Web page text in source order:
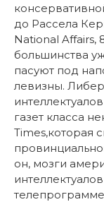
до Рассела
National Affairs,
большинства
пасуют под
левизны.
газет класса
Times,которая
он, мозги
телепрограмме